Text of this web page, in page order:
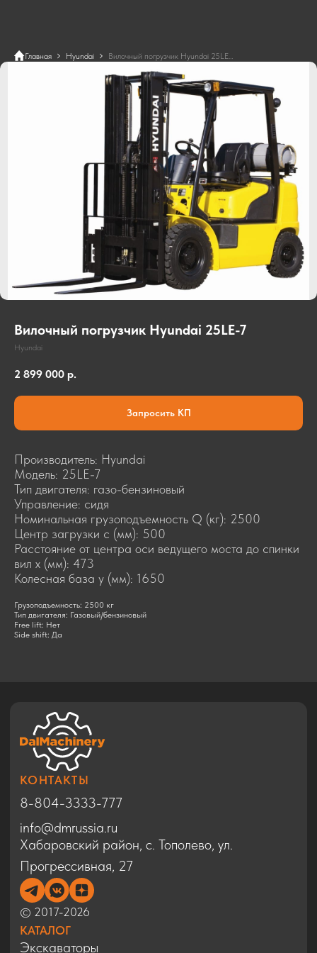
Главная Hyundai
Вилочный погрузчик Hyundai 25LE-7
Hyundai
2 899 000 р.
Запросить КП
Производитель: Hyundai
Модель: 25LE-7
Тип двигателя: газо-бензиновый
Управление: сидя
Номинальная грузоподъемность Q (кг): 2500
Центр загрузки c (мм): 500
Расстояние от центра оси ведущего моста до спинки
вил x (мм): 473
Колесная база y (мм): 1650
Грузоподъемность: 2500 кг
Тип двигателя: Газовый/бензиновый
Free lift: Нет
Side shift: Да
КОНТАКТЫ
8-804-3333-777
Хабаровский район, с. Тополево, ул.
Прогрессивная, 27
Автогрейдеры
Дорожные катки
Техника в Благовещенске
Спецтехника HYUNDAI
Спецтехника SHACMAN
Спецтехника ZOOMLION
Спецтехника SINOMACH
Запчасти
Сервис
Контакты
Карта сайта
Политика конфиденциальности